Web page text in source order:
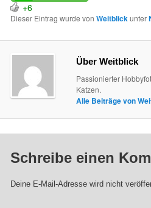
+6
Dieser Eintrag wurde von Weitblickunter
Über Weitblick
Passionierter
Katzen.
Alle Beiträge von
Schreibe einen
Deine E-Mail-Adresse wird nicht